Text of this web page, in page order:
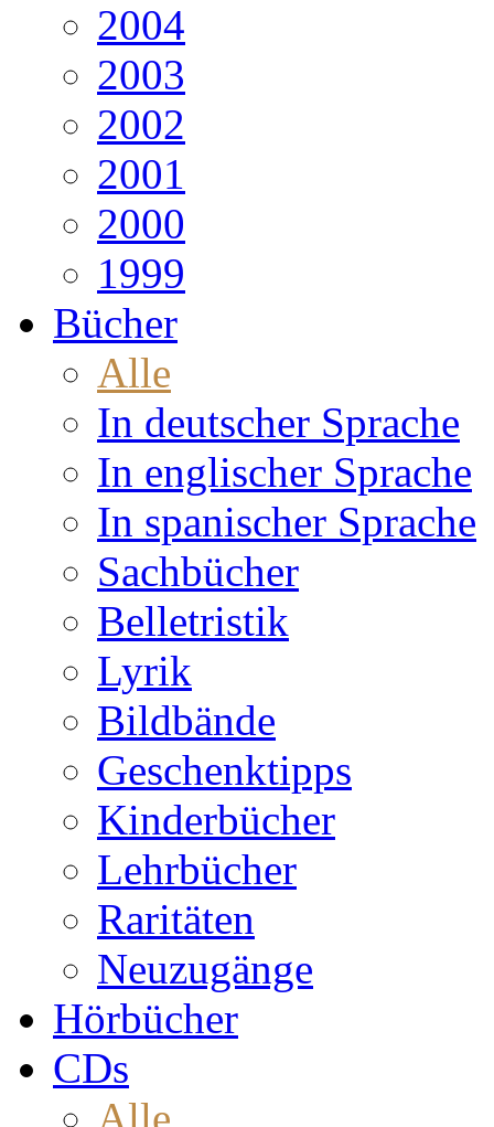
2004
2003
2002
2001
2000
1999
Bücher
Alle
In deutscher Sprache
In englischer Sprache
In spanischer Sprache
Sachbücher
Belletristik
Lyrik
Bildbände
Geschenktipps
Kinderbücher
Lehrbücher
Raritäten
Neuzugänge
Hörbücher
CDs